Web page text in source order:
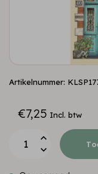
Artikelnummer:
€7,25 Incl. btw